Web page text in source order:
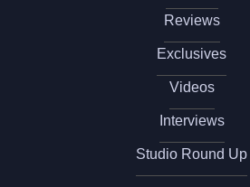
Reviews
Exclusives
Videos
Interviews
Studio Round Up